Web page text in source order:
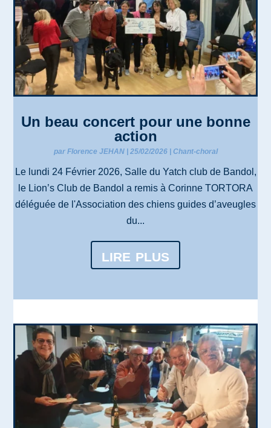
Un beau concert pour une bonne
action
par Florence JEHAN| 25/02/2026| Chant-choral
Le lundi 24 Février 2026, Salle du Yatch club de Bandol,
le Lion’s Club de Bandol a remis à Corinne TORTORA
déléguée de l'Association des chiens guides d’aveugles
du...
lire plus